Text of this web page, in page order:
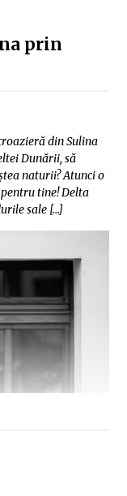
prin
din Sulina
Dunării, să
naturii? Atunci o
tine! Delta
sale […]